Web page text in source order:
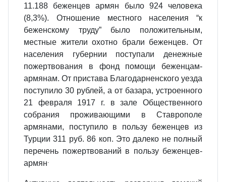
11.188 беженцев армян было 924 человека
(8,3%). Отношение местного населения “к
беженскому труду” было положительным,
местные жители охотно брали беженцев. От
населения губернии поступали денежные
пожертвования в фонд помощи беженцам-
армянам. От пристава Благодарненского уезда
поступило 30 рублей, а от базара, устроенного
21 февраля 1917 г. в зале Общественного
собрания проживающими в Став­рополе
армянами, поступило в пользу беженцев из
Турции 311 руб. 86 коп. Это далеко не полный
перечень пожертвований в пользу беженцев-
армян.